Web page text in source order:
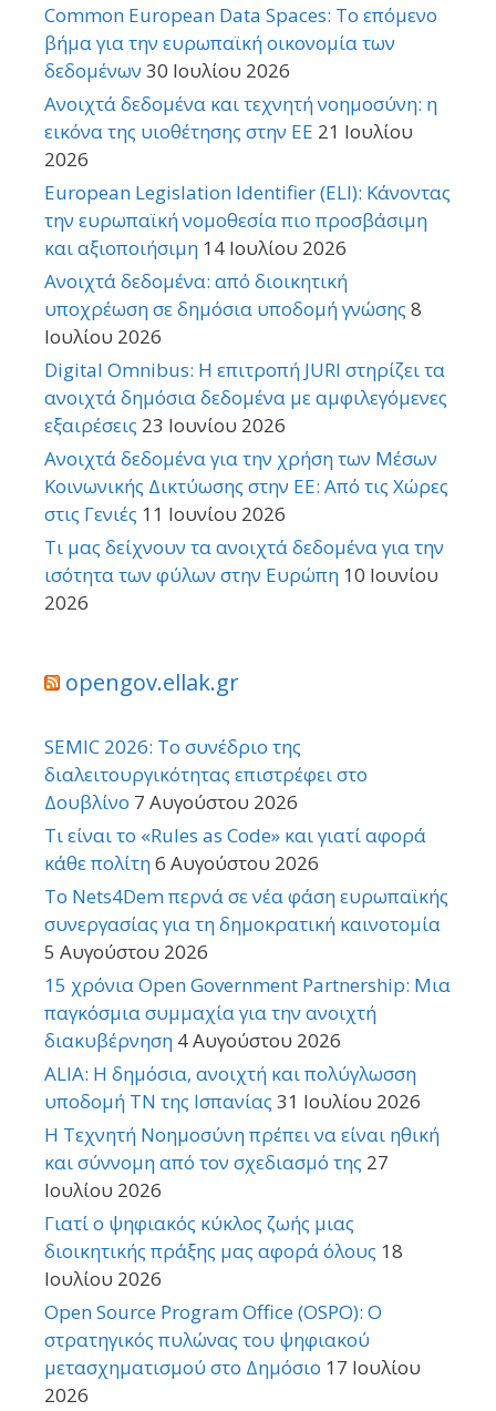
Common European Data Spaces: Το επόμενο
βήμα για την ευρωπαϊκή οικονομία των
δεδομένων 30 Ιουλίου 2026
Ανοιχτά δεδομένα και τεχνητή νοημοσύνη: η
εικόνα της υιοθέτησης στην ΕΕ 21 Ιουλίου
2026
European Legislation Identifier (ELI): Κάνοντας
την ευρωπαϊκή νομοθεσία πιο προσβάσιμη
και αξιοποιήσιμη 14 Ιουλίου 2026
Ανοιχτά δεδομένα: από διοικητική
υποχρέωση σε δημόσια υποδομή γνώσης 8
Ιουλίου 2026
Digital Omnibus: Η επιτροπή JURI στηρίζει τα
ανοιχτά δημόσια δεδομένα με αμφιλεγόμενες
εξαιρέσεις 23 Ιουνίου 2026
Ανοιχτά δεδομένα για την χρήση των Μέσων
Κοινωνικής Δικτύωσης στην ΕΕ: Από τις Χώρες
στις Γενιές 11 Ιουνίου 2026
Τι μας δείχνουν τα ανοιχτά δεδομένα για την
ισότητα των φύλων στην Ευρώπη 10 Ιουνίου
2026
opengov.ellak.gr
SEMIC 2026: Το συνέδριο της
διαλειτουργικότητας επιστρέφει στο
Δουβλίνο 7 Αυγούστου 2026
Τι είναι το «Rules as Code» και γιατί αφορά
κάθε πολίτη6 Αυγούστου 2026
Το Nets4Dem περνά σε νέα φάση ευρωπαϊκής
συνεργασίας για τη δημοκρατική καινοτομία
5 Αυγούστου 2026
15 χρόνια Open Government Partnership: Μια
παγκόσμια συμμαχία για την ανοιχτή
διακυβέρνηση 4 Αυγούστου 2026
ALIA: Η δημόσια, ανοιχτή και πολύγλωσση
υποδομή ΤΝ της Ισπανίας 31 Ιουλίου 2026
Η Τεχνητή Νοημοσύνη πρέπει να είναι ηθική
και σύννομη από τον σχεδιασμό της 27
Ιουλίου 2026
Γιατί ο ψηφιακός κύκλος ζωής μιας
διοικητικής πράξης μας αφορά όλους 18
Ιουλίου 2026
Open Source Program Office (OSPO): Ο
στρατηγικός πυλώνας του ψηφιακού
μετασχηματισμού στο Δημόσιο 17 Ιουλίου
2026